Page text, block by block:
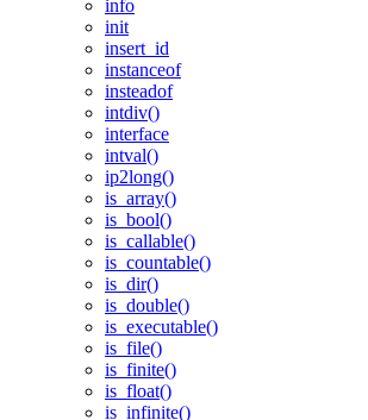
info
init
insert_id
instanceof
insteadof
intdiv()
interface
intval()
ip2long()
is_array()
is_bool()
is_callable()
is_countable()
is_dir()
is_double()
is_executable()
is_file()
is_finite()
is_float()
is_infinite()